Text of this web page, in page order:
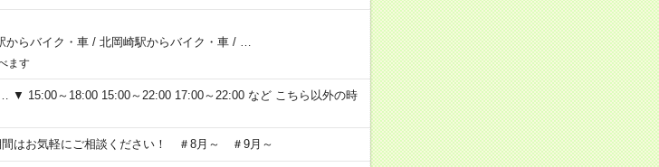
からバイク・車/ 北岡崎駅からバイク・車/
ます
▼ 15:00～18:00 15:00～22:00 17:00～22:00 など こちら以外の時
はお気軽にご相談ください！ ＃8月～ ＃9月～